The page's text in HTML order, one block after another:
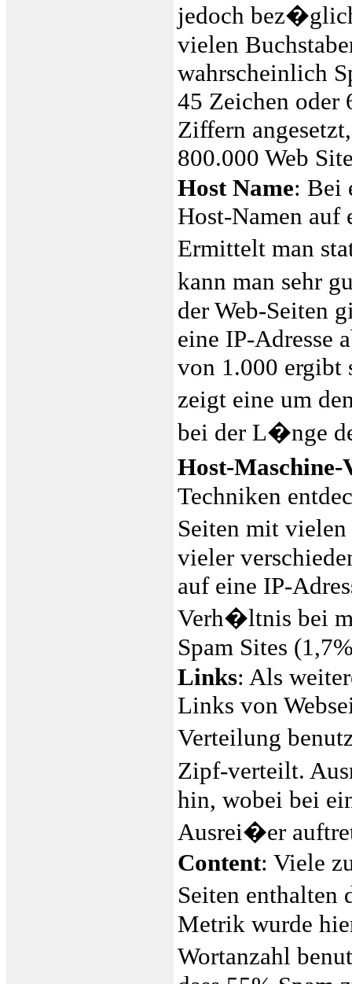
jedoch
vielen
wahrscheinlich
45 Zeichen oder
Ziffern
800.000 Web
Host Name: Bei
Host-Namen auf
Ermittelt man
kann man sehr
der Web-Seiten
eine IP-Adresse
von 1.000 ergibt
zeigt eine um
bei der L�nge
Host-
Techniken
Seiten mit
vieler
auf eine IP-
Verh�ltnis bei
Spam Sites
Links: Als
Links von
Verteilung
Zipf-verteilt.
hin, wobei bei
Ausrei�er
Content: Viele
Seiten
Metrik wurde
Wortanzahl